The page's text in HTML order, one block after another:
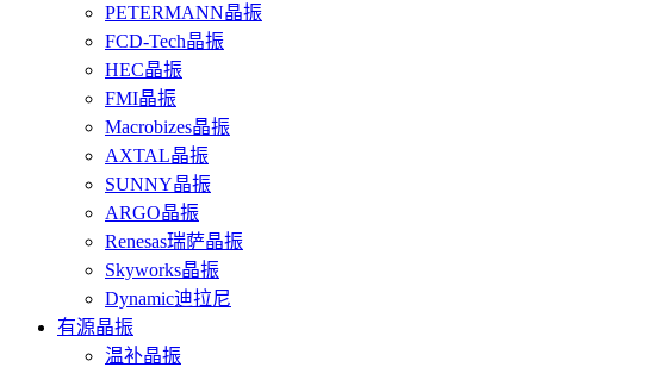
PETERMANN晶振
FCD-Tech晶振
HEC晶振
FMI晶振
Macrobizes晶振
AXTAL晶振
SUNNY晶振
ARGO晶振
Renesas瑞萨晶振
Skyworks晶振
Dynamic迪拉尼
有源晶振
温补晶振